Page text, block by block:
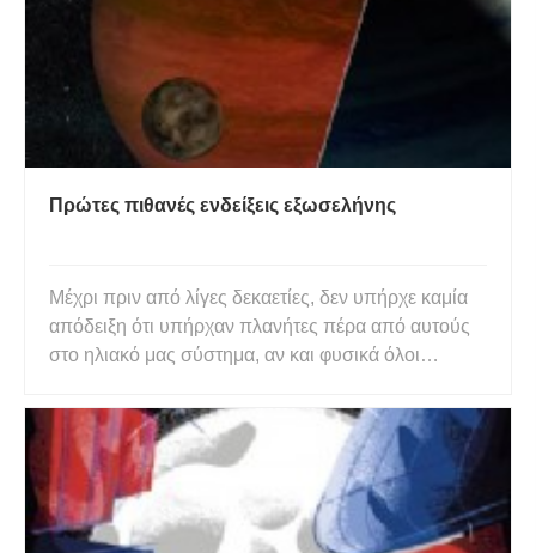
Πρώτες πιθανές ενδείξεις εξωσελήνης
Μέχρι πριν από λίγες δεκαετίες, δεν υπήρχε καμία
απόδειξη ότι υπήρχαν πλανήτες πέρα ​​από αυτούς
στο ηλιακό μας σύστημα, αν και φυσικά όλοι
ανάπτυξη του διαστημικού τηλεσκοπίου Kepler, οι
αστρονόμοι βρήκαν όχι έναν, αλλά μερικές
εκατοντάδες εξωπλανήτες (πλανή